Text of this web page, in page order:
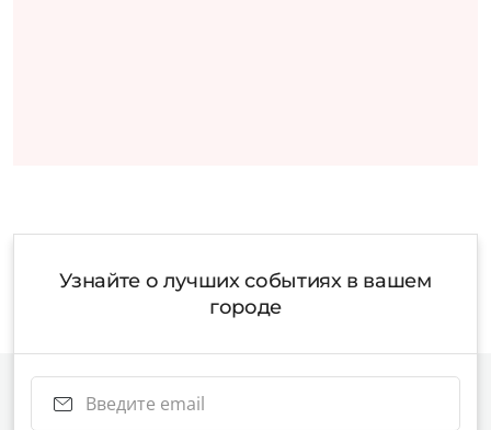
Узнайте о лучших событиях в вашем
городе